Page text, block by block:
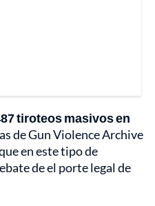
tiroteos masivos en
de Gun Violence Archive
en este tipo de
de el porte legal de